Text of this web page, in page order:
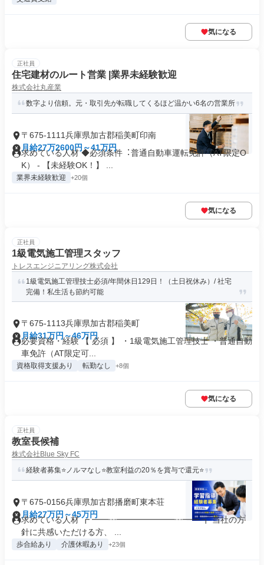
気になる
正社員
住宅建材のルート営業 |業界未経験歓迎
株式会社丸産業
数字より信頼。元・取引先が転職してくるほど温かい6名の営業所
〒675-1111兵庫県加古郡稲美町印南
月給27万2600円～41万円
求めている人材 ◆必須条件︓普通⾃動⾞運転免許（AT限定O
K） - 【未経験OK！】 ...
業界未経験歓迎 +20個
気になる
正社員
1級電気施工管理スタッフ
トレスエンジニアリング株式会社
1級電気施工管理技士必須/年間休日129日！（土日祝休み）/ 社宅
完備！私生活も節約可能
〒675-1113兵庫県加古郡稲美町
月給31万円～46万円
必要資格・経験 【 必須 】 ・1級電気施工管理技士 ・普通自動
車免許（AT限定可...
資格取得支援あり 転勤なし +8個
気になる
正社員
教室長候補
株式会社Blue Sky FC
経験者募集⭐ノルマなし⭐教室利益の20％を賞与で還元⭐
〒675-0156兵庫県加古郡播磨町東本荘
月給27万円～45万円
求めている人材 ┏ ━━┅━━━━━━━┅━━ ┓ 当社の方
針に共感いただける方、 ...
歩合給あり 介護休暇あり +23個